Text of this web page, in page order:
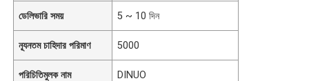
ডেলিভারি সময় 5 ~ 10 দিন
ন্যূনতম চাহিদার পরিমাণ 5000
পরিচিতিমুলক নাম DINUO